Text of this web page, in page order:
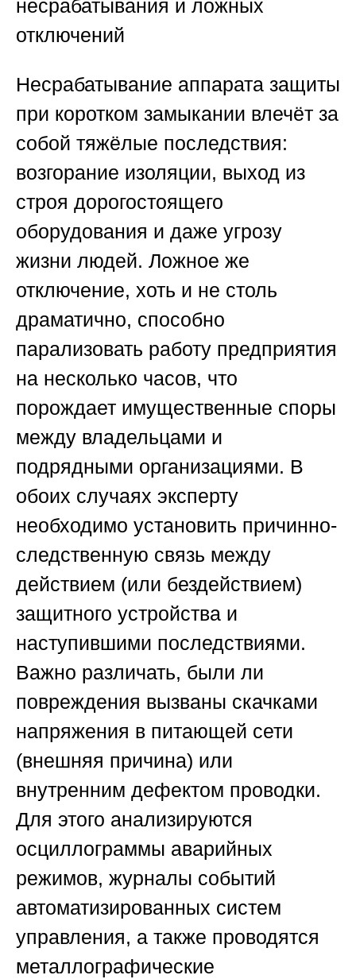
несрабатывания и ложных
отключений
Несрабатывание аппарата защиты
при коротком замыкании влечёт за
собой тяжёлые последствия:
возгорание изоляции, выход из
строя дорогостоящего
оборудования и даже угрозу
жизни людей. Ложное же
отключение, хоть и не столь
драматично, способно
парализовать работу предприятия
на несколько часов, что
порождает имущественные споры
между владельцами и
подрядными организациями. В
обоих случаях эксперту
необходимо установить причинно-
следственную связь между
действием (или бездействием)
защитного устройства и
наступившими последствиями.
Важно различать, были ли
повреждения вызваны скачками
напряжения в питающей сети
(внешняя причина) или
внутренним дефектом проводки.
Для этого анализируются
осциллограммы аварийных
режимов, журналы событий
автоматизированных систем
управления, а также проводятся
металлографические